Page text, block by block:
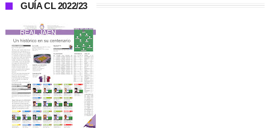
GUÍA CL 2022/23